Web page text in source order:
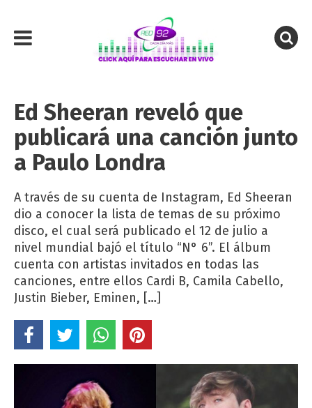
Ed Sheeran reveló que
publicará una canción junto
a Paulo Londra
A través de su cuenta de Instagram, Ed Sheeran
dio a conocer la lista de temas de su próximo
disco, el cual será publicado el 12 de julio a
nivel mundial bajó el título “N° 6”. El álbum
cuenta con artistas invitados en todas las
canciones, entre ellos Cardi B, Camila Cabello,
Justin Bieber, Eminen, […]